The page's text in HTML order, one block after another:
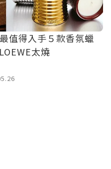
值得入手５款香氛蠟
太燒